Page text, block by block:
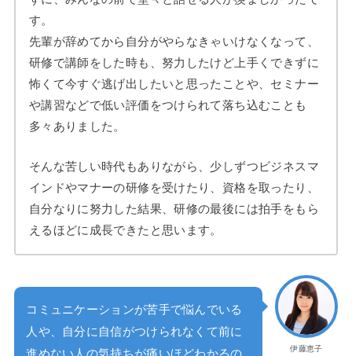
す。
先輩が辞めてから自分がやらなきゃいけなくなって、
研修で講師をした時も、努力したけど上手くできずに
怖くて今すぐ逃げ出したいと思ったことや、セミナー
や講習などで低い評価をつけられて落ち込むことも
多々ありました。
そんな苦しい時代もありながら、少しずつビジネスマ
インドやマナーの研修を受けたり、資格を取ったり、
自分なりに努力した結果、研修の最後には拍手をもら
えるほどに成長できたと思います。
伊藤恵子
コミュニケーションが苦手で悩んでいる
人や、自分に自信がつけられなくて前に